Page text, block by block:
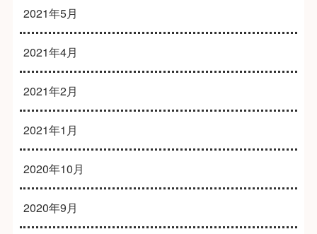
2021年5月
2021年4月
2021年2月
2021年1月
2020年10月
2020年9月